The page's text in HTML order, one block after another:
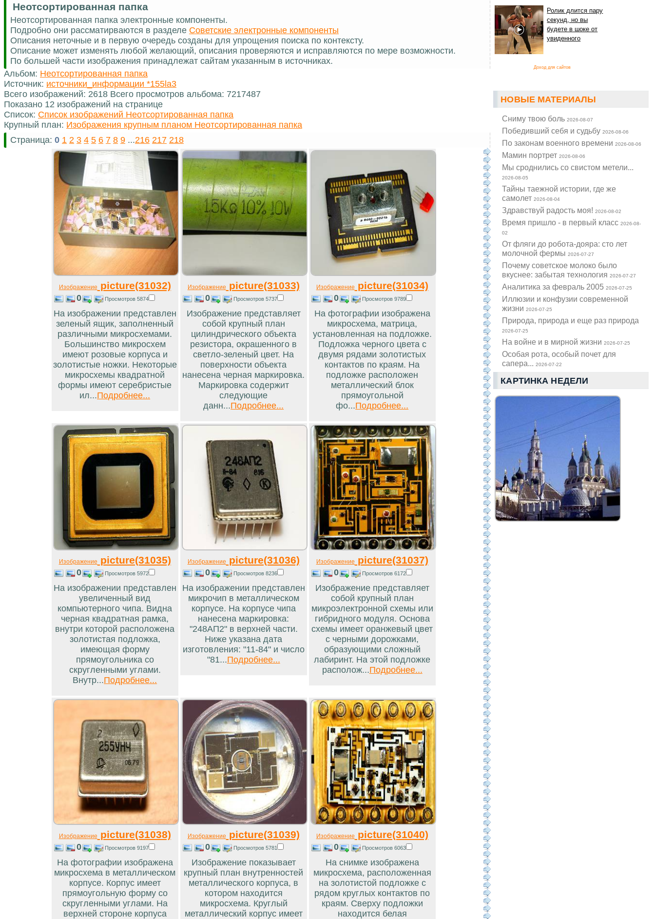
Ролик длится пару
секунд, но вы
будете в шоке от
увиденного
Доход для сайтов
НОВЫЕ МАТЕРИАЛЫ
Cниму твою боль2026-08-07
Победивший себя и судьбу2026-08-06
По законам военного времени2026-08-06
Мамин портрет2026-08-06
Мы сроднились со свистом метели...
2026-08-05
Тайны таежной истории, где же
самолет2026-08-04
Здравствуй радость моя!2026-08-02
Время пришло - в первый класс2026-08-
02
От фляги до робота-дояра: сто лет
молочной фермы2026-07-27
Почему советское молоко было
вкуснее: забытая технология2026-07-27
Аналитика за февраль 20052026-07-25
Иллюзии и конфузии современной
жизни2026-07-25
Природа, природа и еще раз природа
2026-07-25
На войне и в мирной жизни2026-07-25
Особая рота, особый почет для
сапера...2026-07-22
КАРТИНКА НЕДЕЛИ
Неотсортированная папка
Неотсортированная папка электронные компоненты.
Подробно они рассматирваются в разделе Советские электронные компоненты
Описания неточные и в первую очередь созданы для упрощения поиска по контексту.
Описание может изменять любой желающий, описания проверяются и исправляются по мере возможности.
По большей части изображения принадлежат сайтам указанным в источниках.
Альбом: Неотсортированная папка
Источник: источники_информации *155la3
Всего изображений: 2618 Всего просмотров альбома: 7217487
Показано 12 изображений на странице
Список: Список изображений Неотсортированная папка
Крупный план: Изображения крупным планом Неотсортированная папка
Страница: 0 1 2 3 4 5 6 7 8 9 ...216 217 218
Изображение picture(31032)
0 Просмотров 5874
На изображении представлен
зеленый ящик, заполненный
различными микросхемами.
Большинство микросхем
имеют розовые корпуса и
золотистые ножки. Некоторые
микросхемы квадратной
формы имеют серебристые
ил...Подробнее...
Изображение picture(31033)
0 Просмотров 5737
Изображение представляет
собой крупный план
цилиндрического объекта
резистора, окрашенного в
светло-зеленый цвет. На
поверхности объекта
нанесена черная маркировка.
Маркировка содержит
следующие
данн...Подробнее...
Изображение picture(31034)
0 Просмотров 9789
На фотографии изображена
микросхема, матрица,
установленная на подложке.
Подложка черного цвета с
двумя рядами золотистых
контактов по краям. На
подложке расположен
металлический блок
прямоугольной
фо...Подробнее...
Изображение picture(31035)
0 Просмотров 5972
На изображении представлен
увеличенный вид
компьютерного чипа. Видна
черная квадратная рамка,
внутри которой расположена
золотистая подложка,
имеющая форму
прямоугольника со
скругленными углами.
Внутр...Подробнее...
Изображение picture(31036)
0 Просмотров 8236
На изображении представлен
микрочип в металлическом
корпусе. На корпусе чипа
нанесена маркировка:
"248АП2" в верхней части.
Ниже указана дата
изготовления: "11-84" и число
"81...Подробнее...
Изображение picture(31037)
0 Просмотров 6172
Изображение представляет
собой крупный план
микроэлектронной схемы или
гибридного модуля. Основа
схемы имеет оранжевый цвет
с черными дорожками,
образующими сложный
лабиринт. На этой подложке
располож...Подробнее...
Изображение picture(31038)
0 Просмотров 9197
На фотографии изображена
микросхема в металлическом
корпусе. Корпус имеет
прямоугольную форму со
скругленными углами. На
верхней стороне корпуса
Изображение picture(31039)
0 Просмотров 5781
Изображение показывает
крупный план внутренностей
металлического корпуса, в
котором находится
микросхема. Круглый
металлический корпус имеет
Изображение picture(31040)
0 Просмотров 6063
На снимке изображена
микросхема, расположенная
на золотистой подложке с
рядом круглых контактов по
краям. Сверху подложки
находится белая